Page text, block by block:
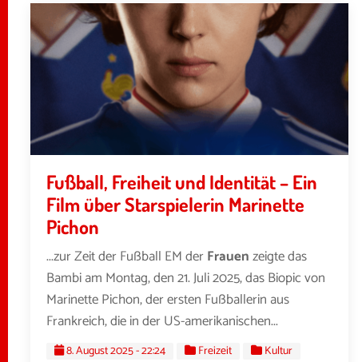
Fußball, Freiheit und Identität – Ein
Film über Starspielerin Marinette
Pichon
...zur Zeit der Fußball EM derFrauenzeigte das
Bambi am Montag, den 21. Juli 2025, das Biopic von
Marinette Pichon, der ersten Fußballerin aus
Frankreich, die in der US-amerikanischen...
8. August 2025 - 22:24 Freizeit
Kultur